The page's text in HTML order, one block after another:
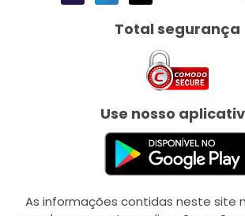
Total segurança
Use nosso
As informações contidas neste site